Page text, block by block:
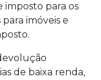
para os
imóveis e
de baixa renda,